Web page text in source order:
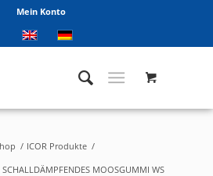
Mein Konto
/ ICOR Produkte /
MOOSGUMMI WS